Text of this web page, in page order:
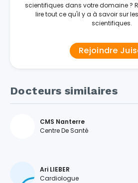
scientifiques dans votre domaine ?
lire tout ce qu'il y a à savoir sur
scientifiques.
Rejoindre
Docteurs similaires
CMS Nanterre
Centre De Santé
Ari LIEBER
Cardiologue